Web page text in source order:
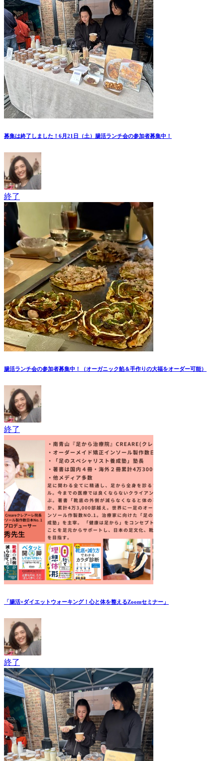
募集は終了しました！6月21日（土）腸活ランチ会の参加者募集中！
終了
腸活ランチ会の参加者募集中！（オーガニック餡＆手作りの大福をオーダー可能）
終了
「腸活×ダイエットウォーキング！心と体を整えるZoomセミナー」
終了